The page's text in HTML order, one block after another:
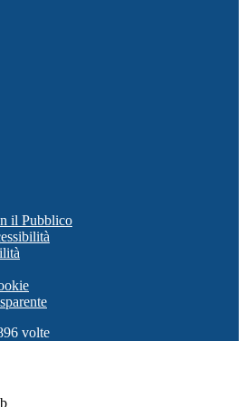
il Pubblico
volte